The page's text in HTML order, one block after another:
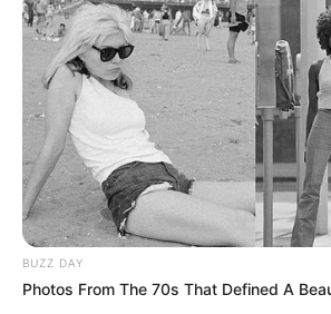
de la
Medellín
BUZZ DAY
Photos From The 70s That Defined A